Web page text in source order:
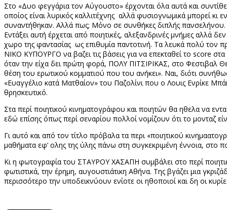
Στο «Δυο φεγγάρια τον Αύγουστο» έρχονται όλα αυτά και
οποίος είναι λυρικός καλλιτέχνης αλλά φυσιογνωμικά μπορεί κι
συναντήθηκαν. Αλλά πως; Μόνο σε συνθήκες διπλής πανσελήνου.
Εντάξει αυτή έρχεται από ποιητικές, αλεξανδρινές μνήμες
χωρο της φαντασίας ως επιθυμία παντοτινή. Τα λευκά πολύ τον
ΝΙΚΟ ΚYΠΟΥΡΓΟ να βαζει τις βάσεις για να επεκταθεί το score στα
όταν την είχα δει πρώτη φορά, ΠΟΛΥ ΠΙΤΣΙΡΙΚΑΣ, στο Φεστιβαλ
θέση του ερωτικού κομματιού που του ανήκει». Ναι, διότι
«Ευαγγέλιο κατά Ματθαίον» του Παζολίνι που ο Λουις Ενρίκε
θρησκευτικό.
Στα περί ποιητικού κινηματογράφου και ποιητών θα ηθελα να
εδώ επίσης όπως περί σεναρίου πολλοί νομίζουν ότι το μονταζ
Γι αυτό και από τον τίτλο πρόβαλα τα περι «ποιητικού
μαθήματα εφ’ ολης της ύλης πάνω στη συγκεκριμένη έννοια, στο
Κι η φωτογραφία του ΣΤΑΥΡΟΥ ΧΑΣΑΠΗ συμβάλει στο περί
φωτιστικά, την έρημη, αυγουστιάτικη Αθήνα. Της βγάζει μια
περισσότερο την υποδεικνύουν ενίοτε οι ηθοποιοί και δη οι